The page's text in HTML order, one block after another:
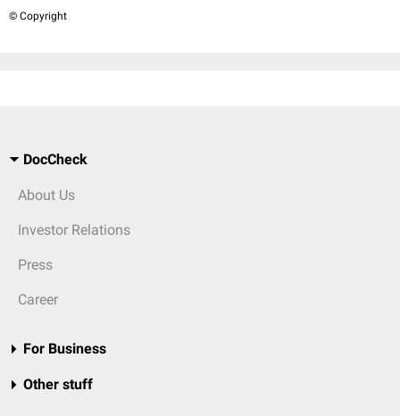
© Copyright
DocCheck
About Us
Investor Relations
Press
Career
For Business
Other stuff